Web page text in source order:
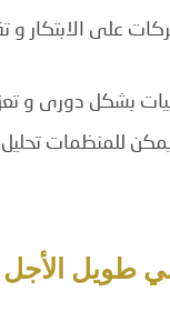
على الابتكار
بشكل دورى و
للمنظمات
طويل الأجل